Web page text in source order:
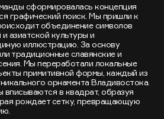
сформировалась концепция
графический поиск. Мы пришли к
объединение символов
азиатской культуры и
иллюстрацию. За основу
традиционные славянские и
Мы переработали локальные
примитивной формы, каждый из
орнамента Владивостока.
в квадрат, образуя
рождает сетку, превращающую